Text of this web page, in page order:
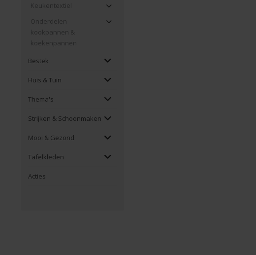
Keukentextiel
Onderdelen
kookpannen &
koekenpannen
Bestek
Huis & Tuin
Thema's
Strijken & Schoonmaken
Mooi & Gezond
Tafelkleden
Acties